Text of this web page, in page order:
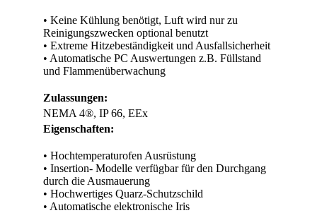
• Keine Kühlung benötigt, Luft wird nur zu
Reinigungszwecken optional benutzt
• Extreme Hitzebeständigkeit und Ausfallsicherheit
• Automatische PC Auswertungen z.B. Füllstand
und Flammenüberwachung
Zulassungen:
NEMA 4®, IP 66, EEx
Eigenschaften:
• Hochtemperaturofen Ausrüstung
• Insertion- Modelle verfügbar für den Durchgang
durch die Ausmauerung
• Hochwertiges Quarz-Schutzschild
• Automatische elektronische Iris